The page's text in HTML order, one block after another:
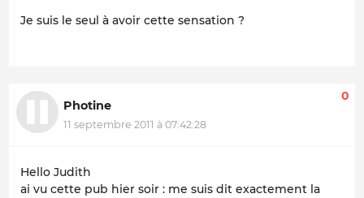
Je suis le seul à avoir cette sensation ?
Photine
11 septembre 2011 à 07:42:28
0
Hello Judith
ai vu cette pub hier soir : me suis dit exactement la